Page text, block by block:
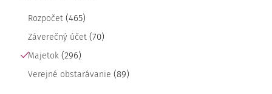
Rozpočet (465)
Záverečný účet (70)
Majetok (296)
Verejné obstarávanie (89)